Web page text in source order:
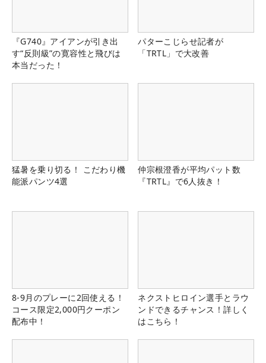
『G740』アイアンが引き出
す“反則級”の寛容性と飛びは
本当だった！
パターこじらせ記者が
「TRTL」で大改善
猛暑を乗り切る！ こだわり機
能派パンツ4選
仲宗根澄香が平均パット数
『TRTL』で6人抜き！
8-9月のプレーに2回使える！
コース限定2,000円クーポン
配布中！
ネクストヒロイン選手とラウ
ンドできるチャンス！詳しく
はこちら！